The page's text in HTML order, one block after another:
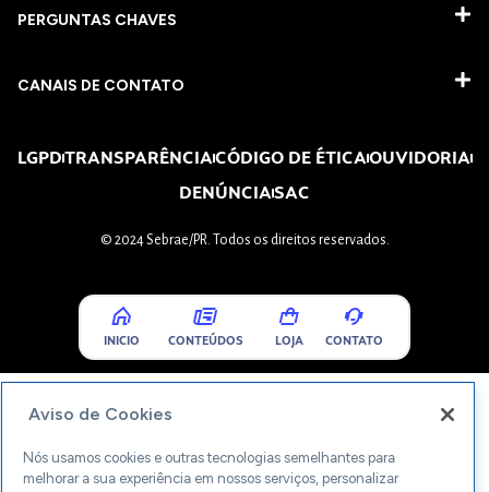
PERGUNTAS CHAVES​
CANAIS DE CONTATO
LGPDTRANSPARÊNCIACÓDIGO DE ÉTICAOUVIDORIA
DENÚNCIASAC
© 2024 Sebrae/PR. Todos os direitos reservados.
INICIO CONTEÚDOS LOJA CONTATO
Aviso de Cookies
Nós usamos cookies e outras tecnologias semelhantes para
melhorar a sua experiência em nossos serviços, personalizar